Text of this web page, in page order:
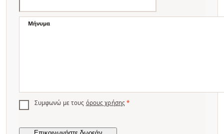
Μήνυμα
Συμφωνώ με τους όρους χρήσης *